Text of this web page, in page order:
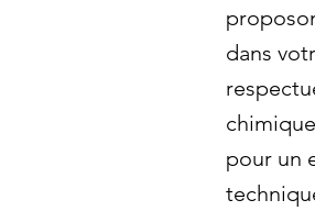
dans
pour un